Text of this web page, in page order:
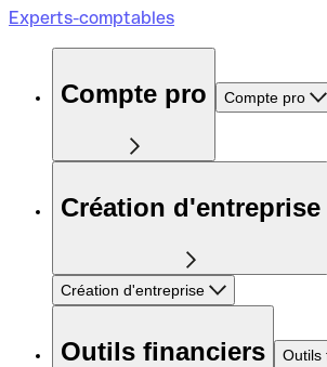
Experts-comptables
Compte pro Compte pro
Création d'entreprise
Création d'entreprise
Outils financiers Outils